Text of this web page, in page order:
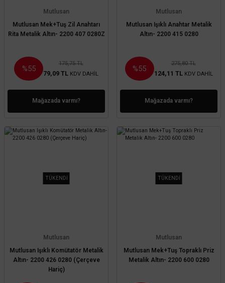
Mutlusan
Mutlusan Mek+Tuş Zil Anahtarı
Rita Metalik Altın- 2200 407 0280Z
%55
175,75 TL
79,09 TL KDV DAHİL
Mağazada varmı?
Mutlusan
Mutlusan Işıklı Anahtar Metalik
Altın- 2200 415 0280
%55
275,80 TL
124,11 TL KDV DAHİL
Mağazada varmı?
TÜKENDİ
Mutlusan
Mutlusan Işıklı Komütatör Metalik
Altın- 2200 426 0280 (Çerçeve
Hariç)
TÜKENDİ
Mutlusan
Mutlusan Mek+Tuş Topraklı Priz
Metalik Altın- 2200 600 0280